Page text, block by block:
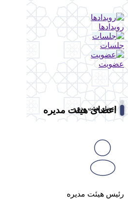
رویدادها
جلسات
عضویت
اعضای هیئت مدیره
اعضای هیئت مدیره
رئیس هیئت مدیره